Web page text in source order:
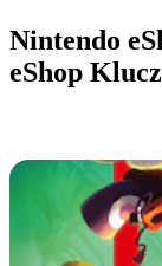
Nintendo
eShop